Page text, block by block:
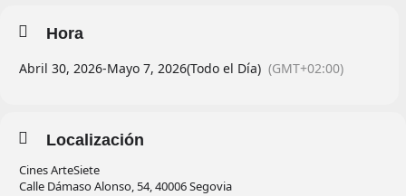
Hora
Abril 30, 2026-Mayo 7, 2026(Todo el Día) (GMT+02:00)
Localización
Cines ArteSiete
Calle Dámaso Alonso, 54, 40006 Segovia